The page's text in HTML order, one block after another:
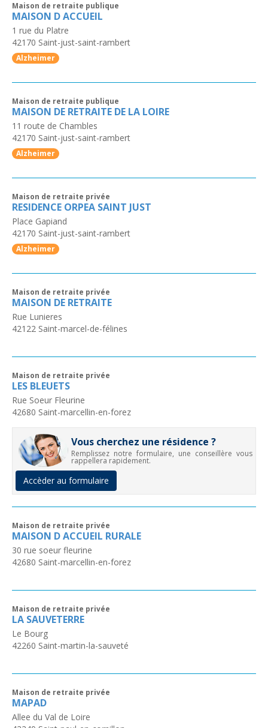
Maison de retraite publique
MAISON D ACCUEIL
1 rue du Platre
42170 Saint-just-saint-rambert
Alzheimer
Maison de retraite publique
MAISON DE RETRAITE DE LA LOIRE
11 route de Chambles
42170 Saint-just-saint-rambert
Alzheimer
Maison de retraite privée
RESIDENCE ORPEA SAINT JUST
Place Gapiand
42170 Saint-just-saint-rambert
Alzheimer
Maison de retraite privée
MAISON DE RETRAITE
Rue Lunieres
42122 Saint-marcel-de-félines
Maison de retraite privée
LES BLEUETS
Rue Soeur Fleurine
42680 Saint-marcellin-en-forez
Vous cherchez une résidence ?
Remplissez notre formulaire, une conseillère vous
rappellera rapidement.
Accèder au formulaire
Maison de retraite privée
MAISON D ACCUEIL RURALE
30 rue soeur fleurine
42680 Saint-marcellin-en-forez
Maison de retraite privée
LA SAUVETERRE
Le Bourg
42260 Saint-martin-la-sauveté
Maison de retraite privée
MAPAD
Allee du Val de Loire